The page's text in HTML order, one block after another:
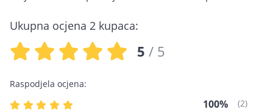
Ukupna ocjena 2 kupaca:
5 / 5
Raspodjela ocjena:
100% (2)